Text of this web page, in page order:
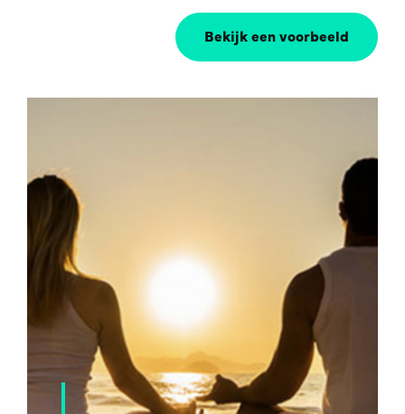
Bekijk een voorbeeld